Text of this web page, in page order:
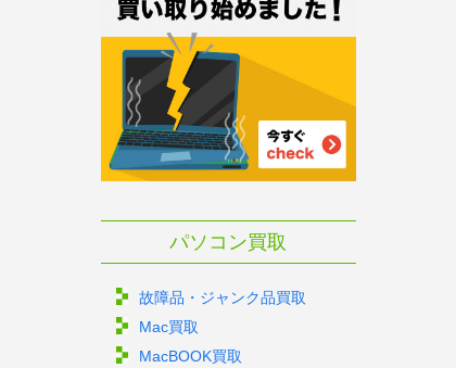
パソコン買取
故障品・ジャンク品買取
Mac買取
MacBOOK買取